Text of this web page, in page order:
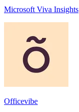
Microsoft Viva Insights
Officevibe